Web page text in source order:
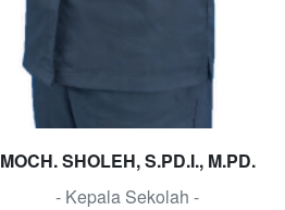
MOCH. SHOLEH, S.PD.I., M.PD.
- Kepala Sekolah -